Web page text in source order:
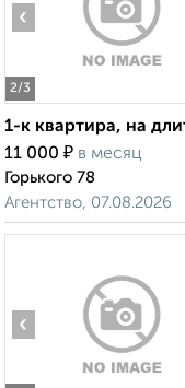
2/3
‹
1-к квартира, на
11 000 ₽ в месяц
Горького 78
Агентство, 07.08.2026
‹